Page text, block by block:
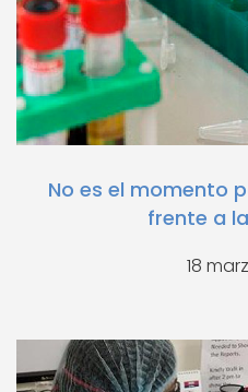
No es el momento
frente a
18